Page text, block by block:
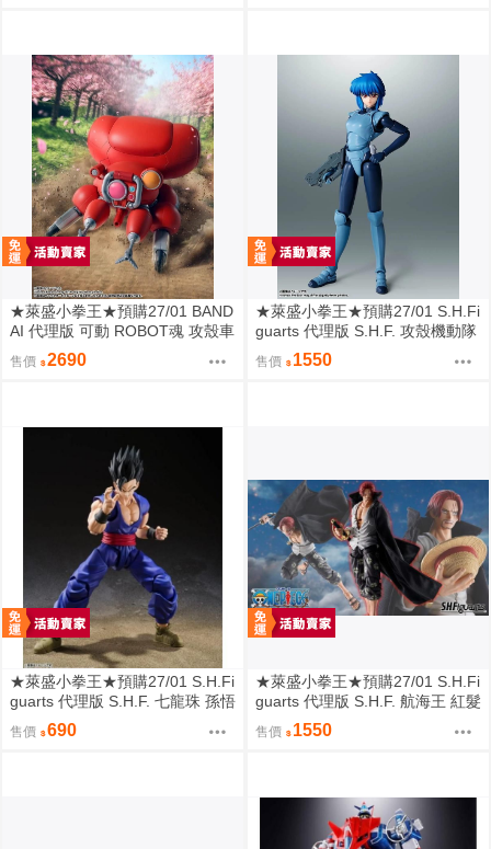
★萊盛小拳王★預購27/01 BAND
AI 代理版 可動 ROBOT魂 攻殼車
(FUCHIKOMA)
售價 2690
★萊盛小拳王★預購27/01 S.H.Fi
guarts 代理版 S.H.F. 攻殼機動隊
草薙素子
售價 1550
★萊盛小拳王★預購27/01 S.H.Fi
guarts 代理版 S.H.F. 七龍珠 孫悟
飯 SUPER HERO
售價 690
★萊盛小拳王★預購27/01 S.H.Fi
guarts 代理版 S.H.F. 航海王 紅髮
傑克 -馬林福特頂上戰爭-
售價 1550